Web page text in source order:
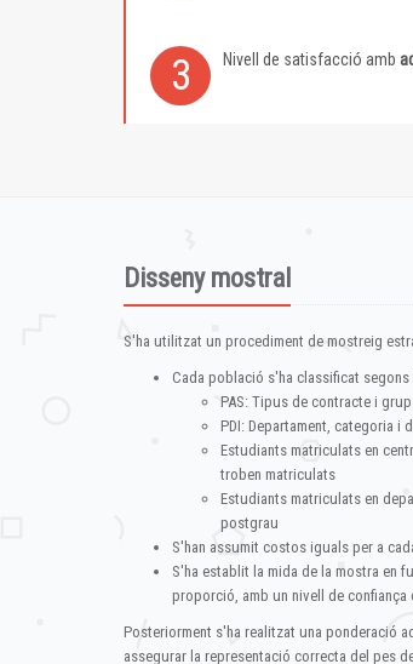
3 Nivell de satisfacció amb
Disseny mostral
S'ha utilitzat un procediment de mostreig
Cada població s'ha classificat
PAS: Tipus de contracte i grup
PDI: Departament, categoria i
Estudiants matriculats en
troben matriculats
Estudiants matriculats en
postgrau
S'han assumit costos iguals per a
S'ha establit la mida de la mostra en
proporció, amb un nivell de confiança
Posteriorment s'ha realitzat una ponderació
assegurar la representació correcta del pes